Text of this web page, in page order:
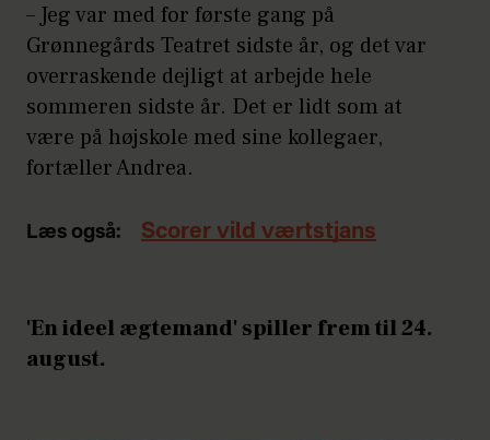
– Jeg var med for første gang på
Grønnegårds Teatret sidste år, og det var
overraskende dejligt at arbejde hele
sommeren sidste år. Det er lidt som at
være på højskole med sine kollegaer,
fortæller Andrea.
Læs også: Scorer vild værtstjans
'En ideel ægtemand' spiller frem til 24.
august.